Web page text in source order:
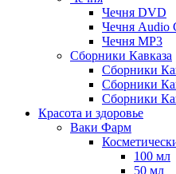
Чечня DVD
Чечня Audio
Чечня MP3
Сборники Кавказа
Сборники
Сборники
Сборники
Красота и здоровье
Ваки Фарм
100 мл
50 мл